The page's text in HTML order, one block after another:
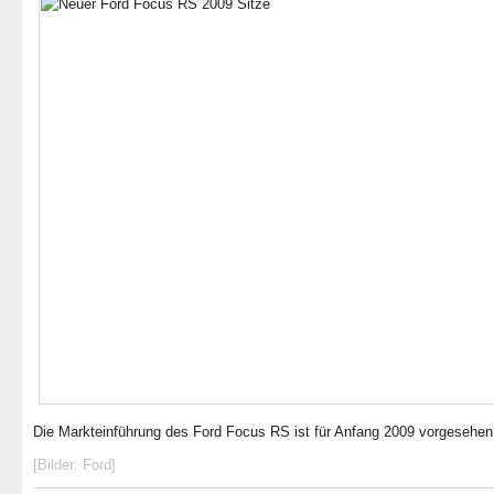
Die Markteinführung des Ford Focus RS ist für Anfang 2009
[Bilder: Ford]